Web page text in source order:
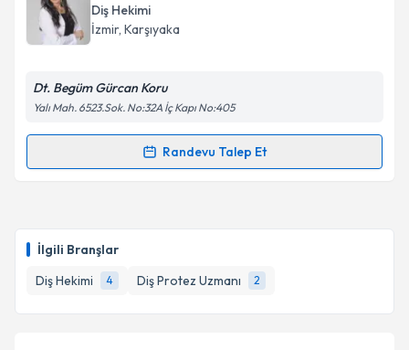
İlgili Branşlar
Diş Hekimi
4 Diş Protez Uzmanı 2
Diş Hekimi
İzmir, Karşıyaka
Dt. Begüm Gürcan Koru
Yalı Mah. 6523.Sok. No:32A İç Kapı No:405
Randevu Talep Et
Randevu Takvimi Talebi
takvim hazırlandığında e-posta ile bilgilendireceğiz.
E-posta Adresiniz